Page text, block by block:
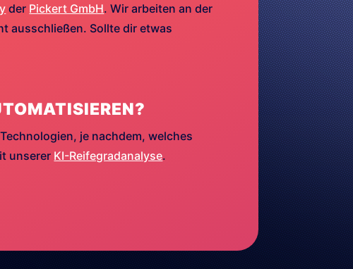
der Pickert GmbH. Wir arbeiten an der
ausschließen. Sollte dir etwas
je nachdem, welches
unserer KI-Reifegradanalyse.